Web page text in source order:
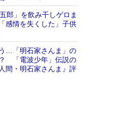
郎」を飲み干しゲロま
感情を失くした」子供
…「明石家さんま」の
「電波少年」伝説の
間・明石家さんま』評